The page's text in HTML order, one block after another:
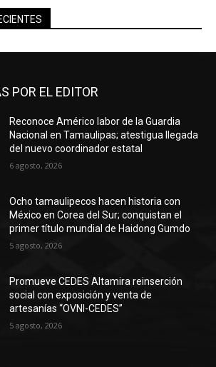
POR EL EDITOR
Reconoce Américo labor de la Guardia
Nacional en Tamaulipas; atestigua llegada
del nuevo coordinador estatal
6 agosto, 2026
Ocho tamaulipecos hacen historia con
México en Corea del Sur; conquistan el
primer título mundial de Haidong Gumdo
5 agosto, 2026
Promueve CEDES Altamira reinserción
social con exposición y venta de
artesanías “OVNI-CEDES”
5 agosto, 2026